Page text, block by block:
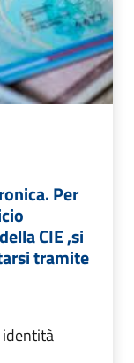
Per
CIE ,si
tramite
identità